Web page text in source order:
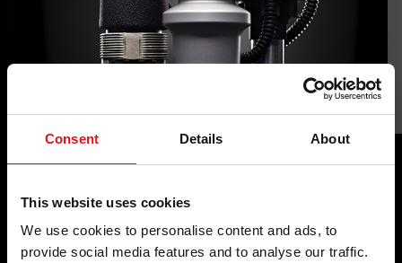
Consent Details About
This website uses cookies
We use cookies to personalise content and ads, to
provide social media features and to analyse our traffic.
Kvaliteta iznutra i
izvana